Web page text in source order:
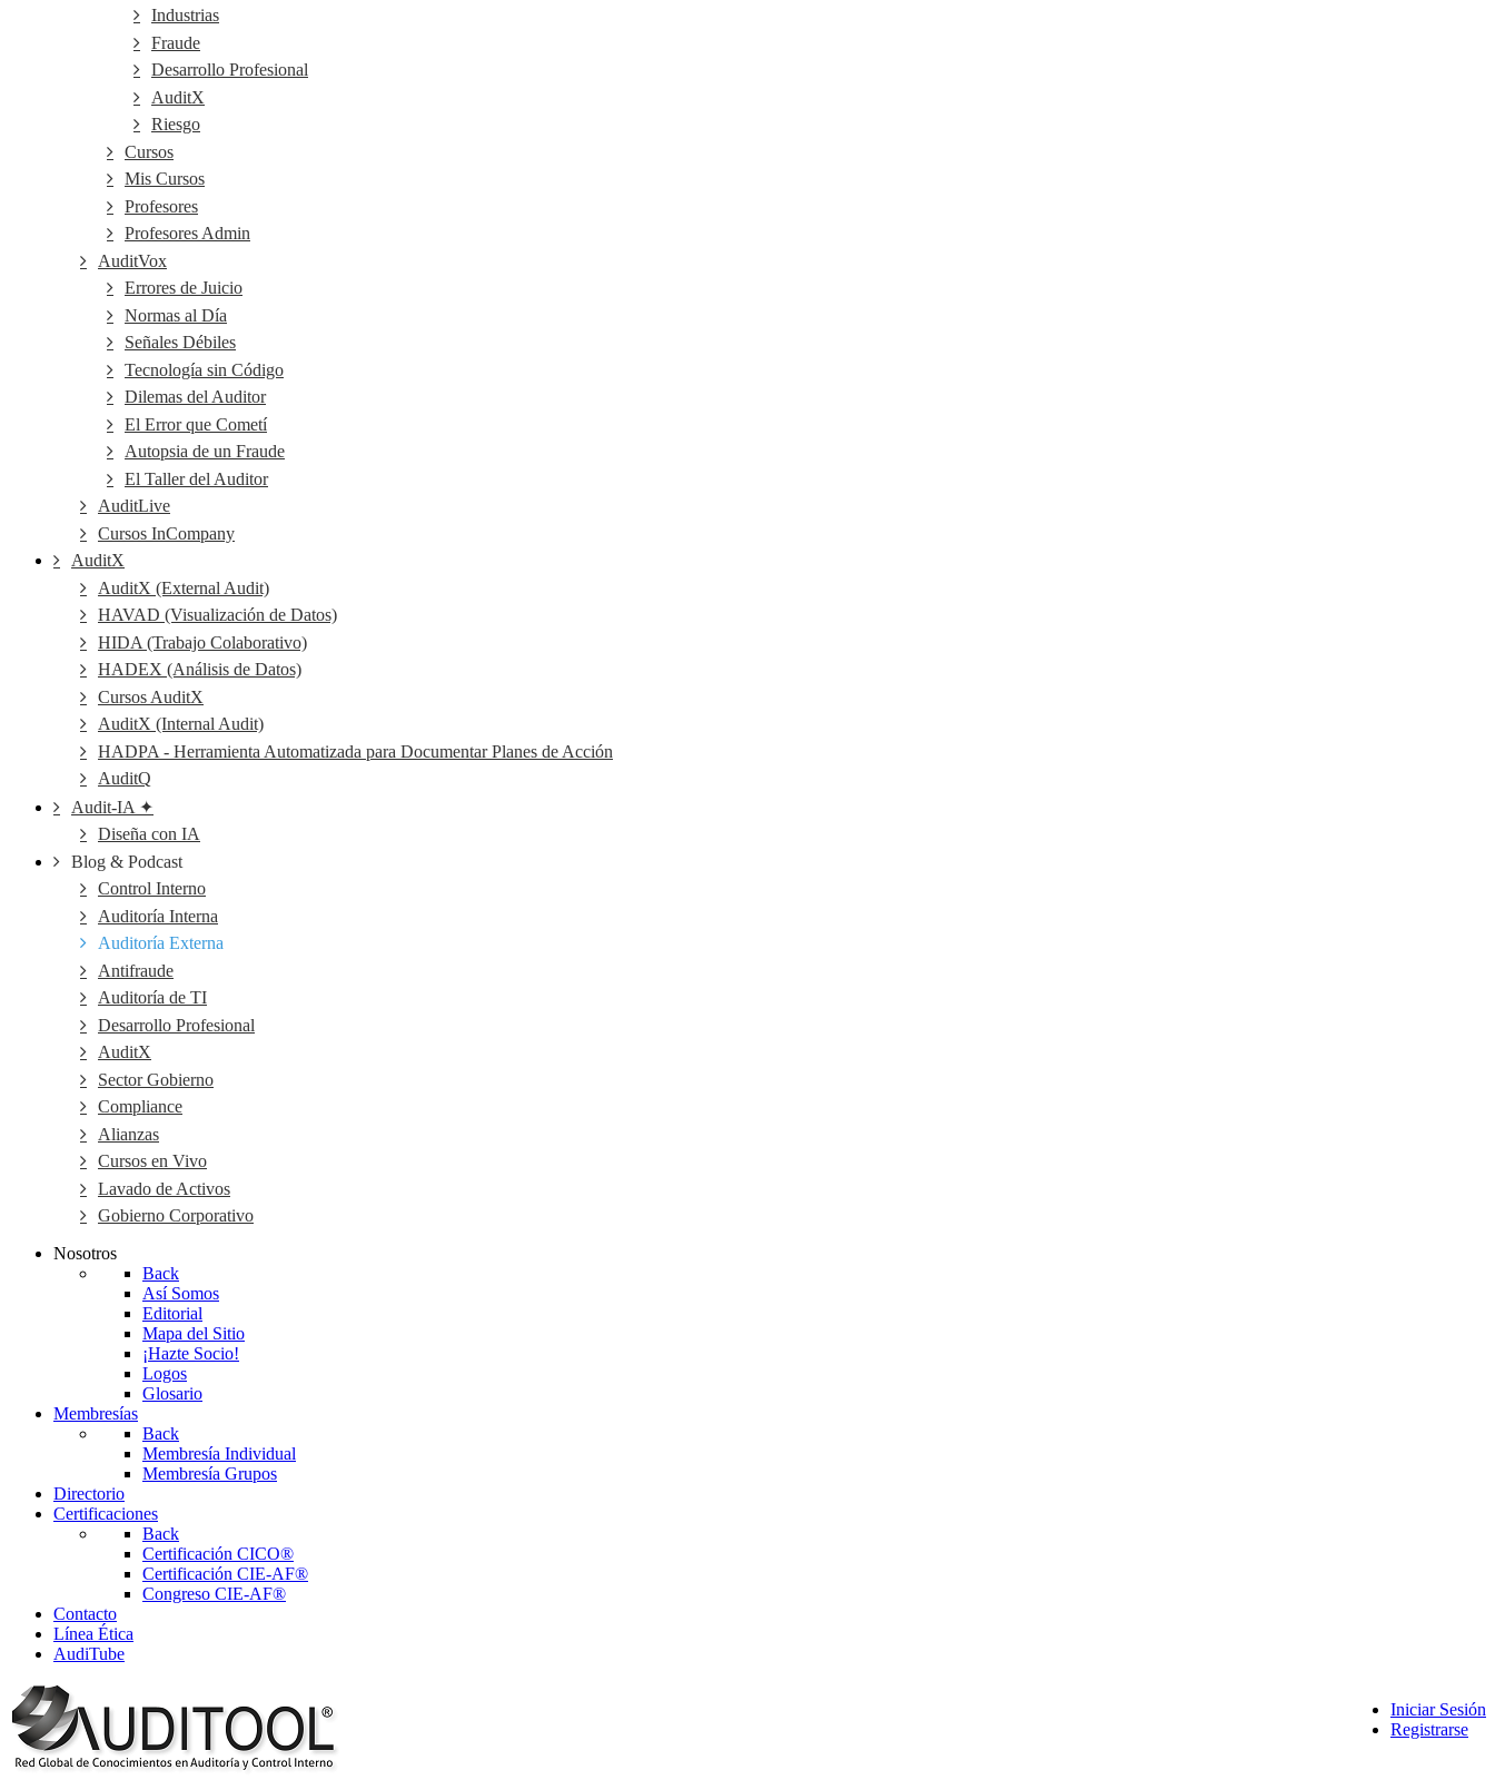
Industrias
Fraude
Desarrollo Profesional
AuditX
Riesgo
Cursos
Mis Cursos
Profesores
Profesores Admin
AuditVox
Errores de Juicio
Normas al Día
Señales Débiles
Tecnología sin Código
Dilemas del Auditor
El Error que Cometí
Autopsia de un Fraude
El Taller del Auditor
AuditLive
Cursos InCompany
AuditX
AuditX (External Audit)
HAVAD (Visualización de Datos)
HIDA (Trabajo Colaborativo)
HADEX (Análisis de Datos)
Cursos AuditX
AuditX (Internal Audit)
HADPA - Herramienta Automatizada para Documentar Planes de Acción
AuditQ
Audit-IA ✦
Diseña con IA
Blog & Podcast
Control Interno
Auditoría Interna
Auditoría Externa
Antifraude
Auditoría de TI
Desarrollo Profesional
AuditX
Sector Gobierno
Compliance
Alianzas
Cursos en Vivo
Lavado de Activos
Gobierno Corporativo
Nosotros
Back
Así Somos
Editorial
Mapa del Sitio
¡Hazte Socio!
Logos
Glosario
Membresías
Back
Membresía Individual
Membresía Grupos
Directorio
Certificaciones
Back
Certificación CICO®
Certificación CIE-AF®
Congreso CIE-AF®
Contacto
Línea Ética
AudiTube
Iniciar Sesión
Registrarse